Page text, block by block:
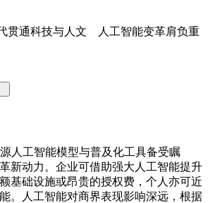
贯通科技与人文 人工智能变革肩负重
人工智能模型与普及化工具备受瞩
新动力。企业可借助强大人工智能提升
基础设施或昂贵的授权费，个人亦可近
。人工智能对商界表现影响深远，根据